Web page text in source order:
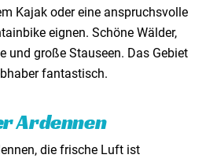
Kajak oder eine anspruchsvolle
eignen. Schöne Wälder,
und große Stauseen. Das Gebiet
fantastisch.
Ardennen
die frische Luft ist